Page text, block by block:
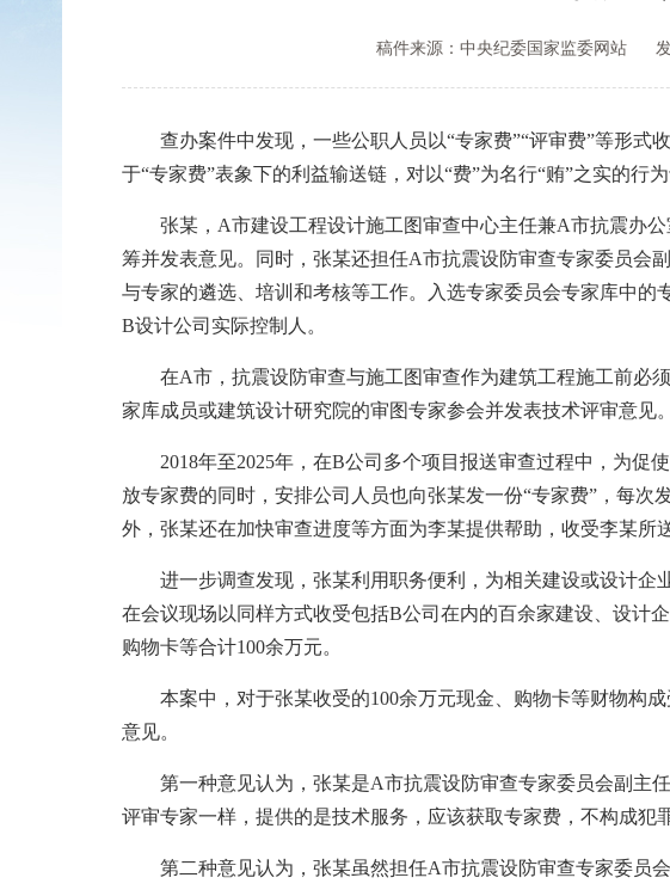
稿件来源：中央纪委国家监委网站
查办案件中发现，一些公职人员以“专家费”“评审费”等形式
于“专家费”表象下的利益输送链，对以“费”为名行“贿”之实的行
张某，A市建设工程设计施工图审查中心主任兼A市抗震办公
筹并发表意见。同时，张某还担任A市抗震设防审查专家委员会
与专家的遴选、培训和考核等工作。入选专家委员会专家库中的
B设计公司实际控制人。
在A市，抗震设防审查与施工图审查作为建筑工程施工前必须
家库成员或建筑设计研究院的审图专家参会并发表技术评审意见。
2018年至2025年，在B公司多个项目报送审查过程中，为促
放专家费的同时，安排公司人员也向张某发一份“专家费”，每次
外，张某还在加快审查进度等方面为李某提供帮助，收受李某所
进一步调查发现，张某利用职务便利，为相关建设或设计企
在会议现场以同样方式收受包括B公司在内的百余家建设、设计
购物卡等合计100余万元。
本案中，对于张某收受的100余万元现金、购物卡等财物构成
意见。
第一种意见认为，张某是A市抗震设防审查专家委员会副主任
评审专家一样，提供的是技术服务，应该获取专家费，不构成犯罪
第二种意见认为，张某虽然担任A市抗震设防审查专家委员会